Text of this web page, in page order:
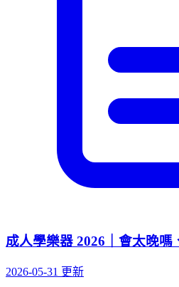
成人學樂器 2026｜會太晚嗎
2026-05-31 更新